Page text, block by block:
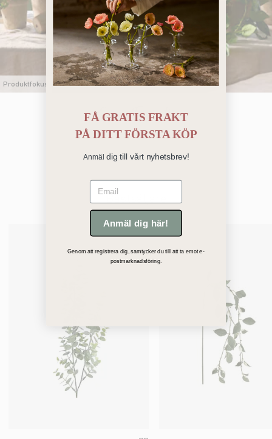
Produktfokus
Gröna Favoriter
Bästsäljare
FÅ GRATIS FRAKT
PÅDITT FÖRSTA KÖP
Anmäl dig till vårt nyhetsbrev!
Email
Anmäl dig här!
Genom att registrera dig, samtycker du till att ta emot e-
postmarknadsföring.